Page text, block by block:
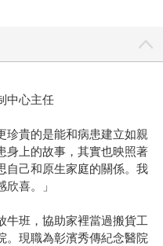
中心主任
珍貴的是能和病患建立如親
身上的故事，其實也映照著
自己和原生家庭的關係。我
喜。」
牛班，協助家裡當過搬貨工
。現職為彰濱秀傳紀念醫院